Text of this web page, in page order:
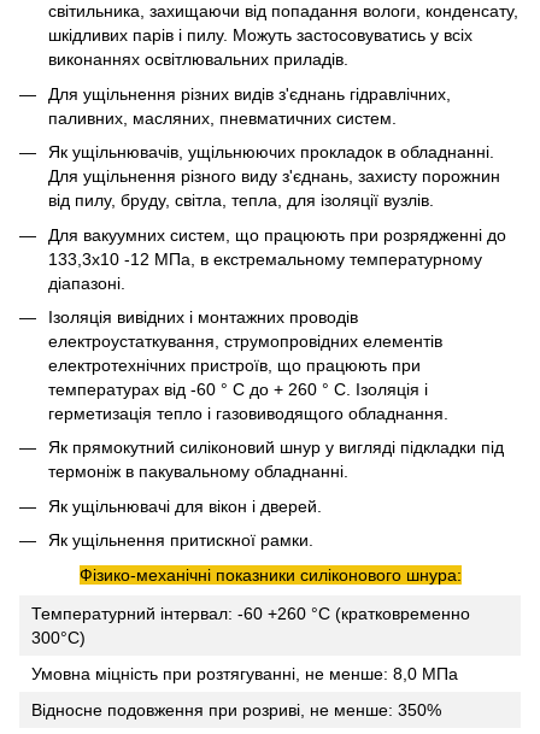
світильника, захищаючи від попадання вологи, конденсату,
шкідливих парів і пилу. Можуть застосовуватись у всіх
виконаннях освітлювальних приладів.
Для ущільнення різних видів з'єднань гідравлічних,
паливних, масляних, пневматичних систем.
Як ущільнювачів, ущільнюючих прокладок в обладнанні.
Для ущільнення різного виду з'єднань, захисту порожнин
від пилу, бруду, світла, тепла, для ізоляції вузлів.
Для вакуумних систем, що працюють при розрядженні до
133,3х10 -12 МПа, в екстремальному температурному
діапазоні.
Ізоляція вивідних і монтажних проводів
електроустаткування, струмопровідних елементів
електротехнічних пристроїв, що працюють при
температурах від -60 ° С до + 260 ° С. Ізоляція і
герметизація тепло і газовиводящого обладнання.
Як прямокутний силіконовий шнур у вигляді підкладки під
термоніж в пакувальному обладнанні.
Як ущільнювачі для вікон і дверей.
Як ущільнення притискної рамки.
Фізико-механічні показники силіконового шнура:
Температурний інтервал: -60 +260 °C (кратковременно
300°C)
Умовна міцність при розтягуванні, не менше: 8,0 МПа
Відносне подовження при розриві, не менше: 350%